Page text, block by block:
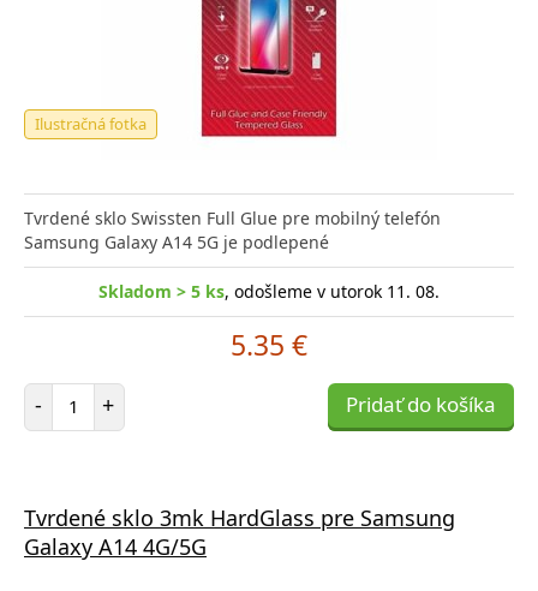
Ilustračná fotka
Tvrdené sklo Swissten Full Glue pre mobilný telefón
Samsung Galaxy A14 5G je podlepené
Skladom > 5 ks, odošleme v utorok 11. 08.
5.35 €
- Počet položiek
+ Pridať do košíka
Tvrdené sklo 3mk HardGlass pre Samsung
Galaxy A14 4G/5G